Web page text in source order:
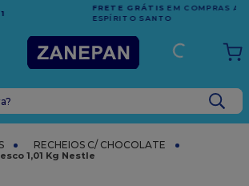
EM COMPRAS ACIMA DE R$1.000,00 PARA O
RECHEIOS C/ CHOCOLATE
1,01 Kg Nestle